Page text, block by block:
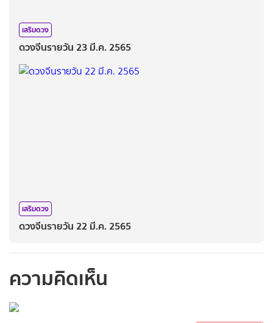
เสริมดวง
ดวงจีนรายวัน 23 มี.ค. 2565
เสริมดวง
ดวงจีนรายวัน 22 มี.ค. 2565
ความคิดเห็น